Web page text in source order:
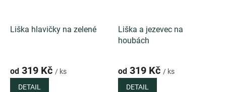
Liška hlavičky na zelené
od 319 Kč / ks
DETAIL
Liška a jezevec na
houbách
od 319 Kč / ks
DETAIL